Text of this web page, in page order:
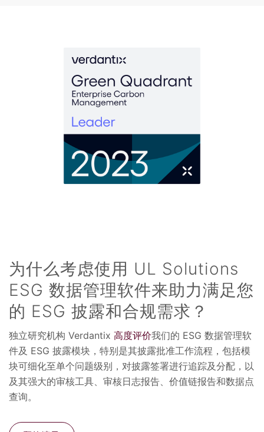
为什么考虑使用 UL Solutions
ESG 数据管理软件来助力满足您
的 ESG 披露和合规需求？
独立研究机构 Verdantix 高度评价我们的 ESG 数据管理软
件及 ESG 披露模块，特别是其披露批准工作流程，包括模
块可细化至单个问题级别，对披露签署进行追踪及分配，以
及其强大的审核工具、审核日志报告、价值链报告和数据点
查询。